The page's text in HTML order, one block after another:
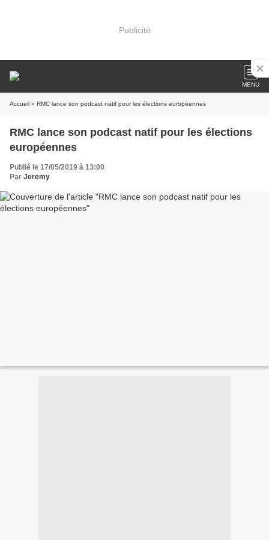
Publicité
MENU
Accueil » RMC lance son podcast natif pour les élections européennes
RMC lance son podcast natif pour les élections
européennes
Publié le 17/05/2019 à 13:00
Par Jeremy